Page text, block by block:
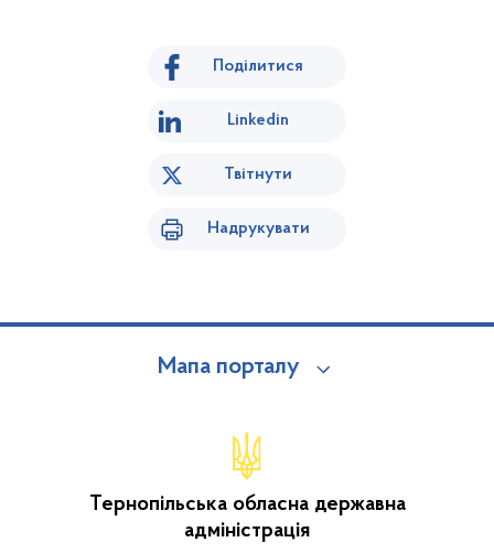
Поділитися
Linkedin
Твітнути
Надрукувати
Мапа порталу
Тернопільська обласна державна
адміністрація